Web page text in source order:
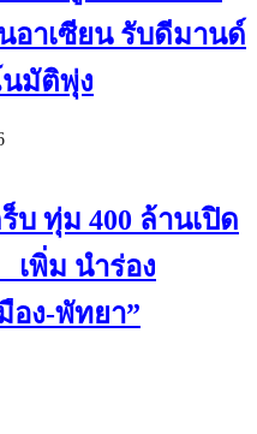
อาเซียน รับดีมานด์
มัติพุ่ง
บ ทุ่ม 400 ล้านเปิด
พิ่ม นำร่อง
อง-พัทยา”